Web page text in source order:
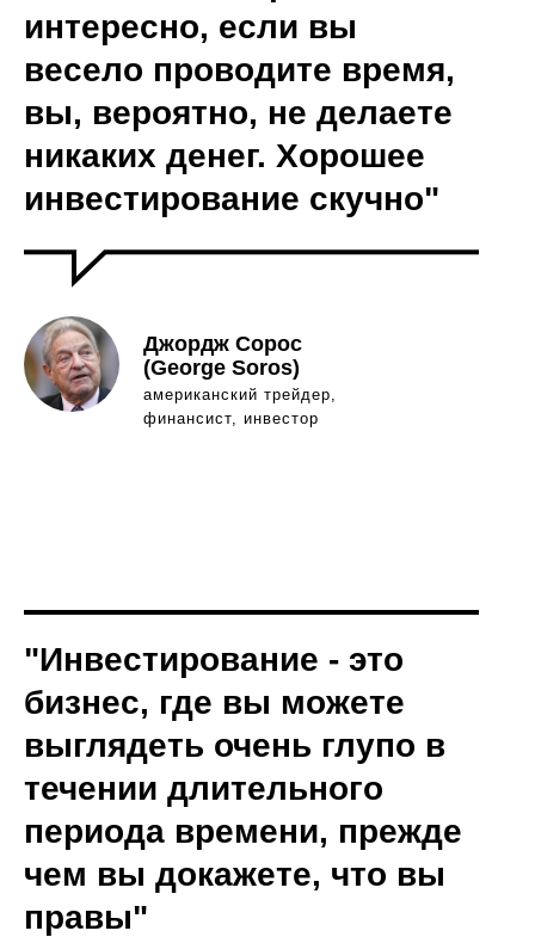
интересно, если вы
весело проводите время,
вы, вероятно, не делаете
никаких денег. Хорошее
инвестирование скучно"
Джордж Сорос
(George Soros)
американский трейдер,
финансист, инвестор
"Инвестирование - это
бизнес, где вы можете
выглядеть очень глупо в
течении длительного
периода времени, прежде
чем вы докажете, что вы
правы"